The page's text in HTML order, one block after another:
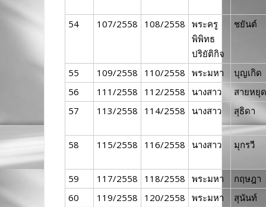
54 107/2558 108/2558 พระครู
พิพิทธ
ปริยัติกิจ
ชยันต์
55 109/2558 110/2558 พระมหา
บุญเกิด
56
111/2558 112/2558 นางสาว
สายหยุด
57
113/2558 114/2558 นางสาว สุธิดา
58 115/2558 116/2558 นางสาว มุกรวี
59 117/2558 118/2558 พระมหา
กฤษฎา
60
119/2558 120/2558 พระมหา
สุนันท์